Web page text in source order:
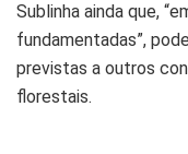
Sublinha ainda que,
fundamentadas”,
previstas a outros
florestais.